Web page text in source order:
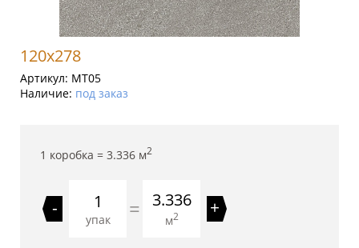
120x278
Артикул: MT05
Наличие: под заказ
1 коробка = 3.336 м2
-
упак = 3.336
м2 +